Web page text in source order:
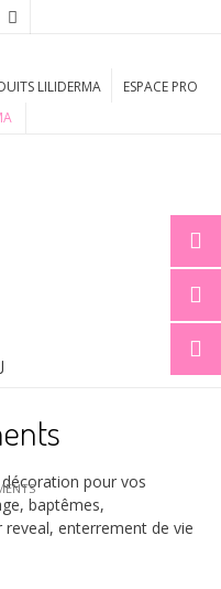
LILIDERMA
ESPACE PRO
pour vos
baptêmes,
enterrement de vie